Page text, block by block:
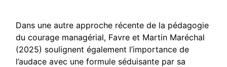
Dans une autre approche récente de la pédagogie
du courage managérial, Favre et Martin Maréchal
(2025) soulignent également l’importance de
l’audace avec une formule séduisante par sa